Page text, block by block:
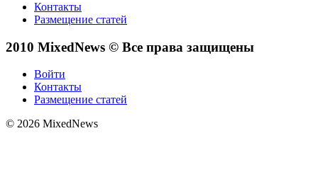
Контакты
Размещение статей
2010 MixedNews © Все права защищены
Войти
Контакты
Размещение статей
© 2026 MixedNews